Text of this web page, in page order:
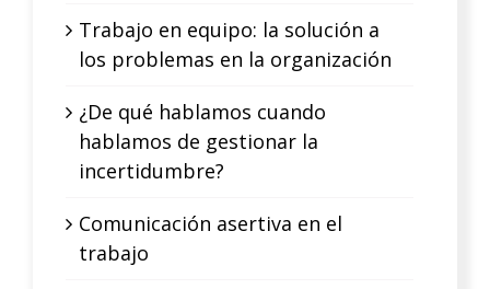
Trabajo en equipo: la solución a
los problemas en la organización
¿De qué hablamos cuando
hablamos de gestionar la
incertidumbre?
Comunicación asertiva en el
trabajo